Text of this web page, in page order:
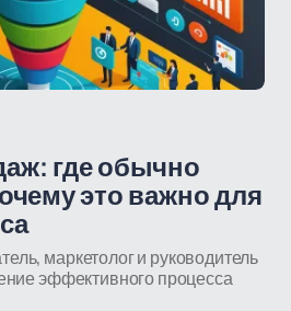
где обычно
это важно для
маркетолог и руководитель
эффективного процесса